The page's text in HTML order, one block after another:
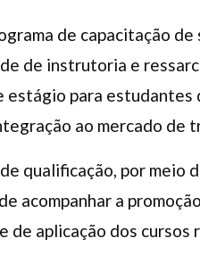
de capacitação
de instrutoria e
para estudantes
ao mercado de
qualificação, por meio
acompanhar a
de aplicação dos cursos